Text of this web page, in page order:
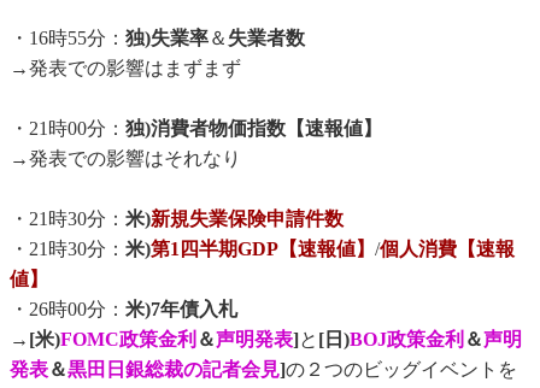
・16時55分： 独)失業率＆ 失業者数
→発表での影響はまずまず
・21時00分： 独)消費者物価指数【速報値】
→発表での影響はそれなり
・21時30分： 米)新規失業保険申請件数
・21時30分： 米)第1四半期GDP【速報値】 /個人消費【速報
値】
・26時00分： 米)7年債入札
→ [米)FOMC政策金利 ＆声明発表]と [日)BOJ政策金利 ＆声明
発表＆黒田日銀総裁の記者会見]の２つのビッグイベントを